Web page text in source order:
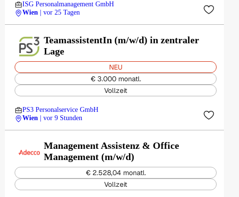
ISG Personalmanagement GmbH
Wien
| vor 25 Tagen
TeamassistentIn (m/w/d) in zentraler
Lage
NEU
€ 3.000 monatl.
Vollzeit
PS3 Personalservice GmbH
Wien
| vor 9 Stunden
Management Assistenz & Office
Management (m/w/d)
€ 2.528,04 monatl.
Vollzeit